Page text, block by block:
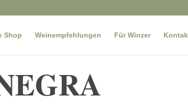
Shop Weinempfehlungen Für Winzer